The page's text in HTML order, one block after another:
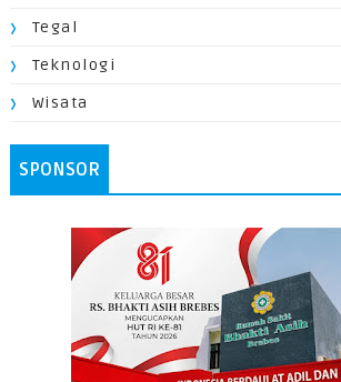
Tegal
Teknologi
Wisata
SPONSOR